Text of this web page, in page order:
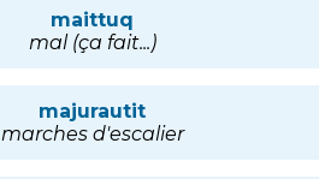
maittuq
mal (ça fait...)
majurautit
marches d'escalier